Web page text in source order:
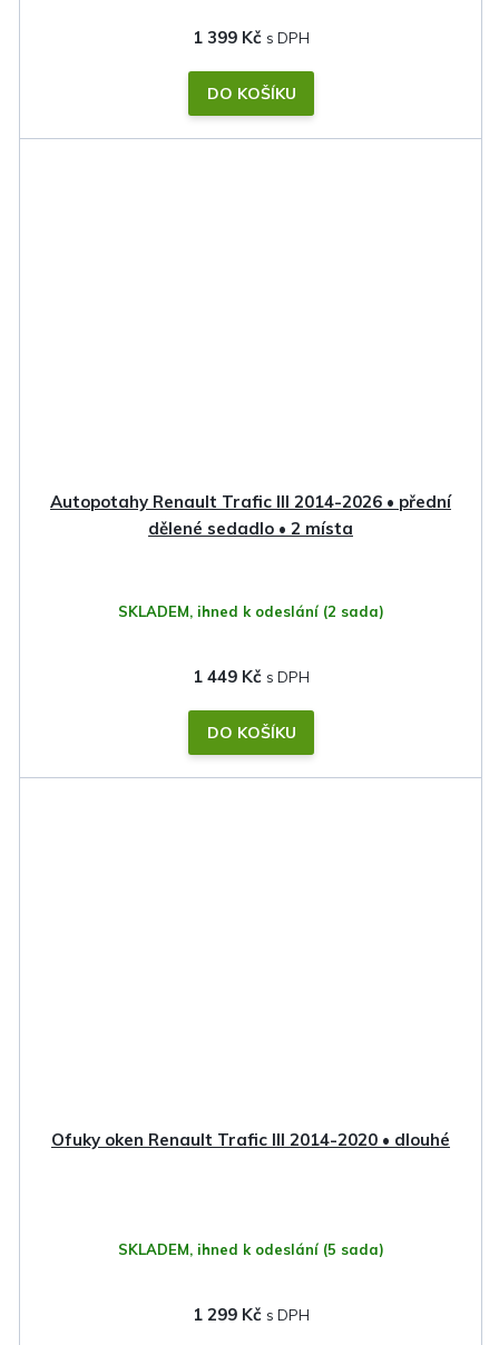
1 399 Kč
DO KOŠÍKU
Autopotahy Renault Trafic III 2014-2026 • přední
dělené sedadlo • 2 místa
SKLADEM, ihned k odeslání (2 sada)
1 449 Kč
DO KOŠÍKU
Ofuky oken Renault Trafic III 2014-2020 • dlouhé
SKLADEM, ihned k odeslání (5 sada)
1 299 Kč